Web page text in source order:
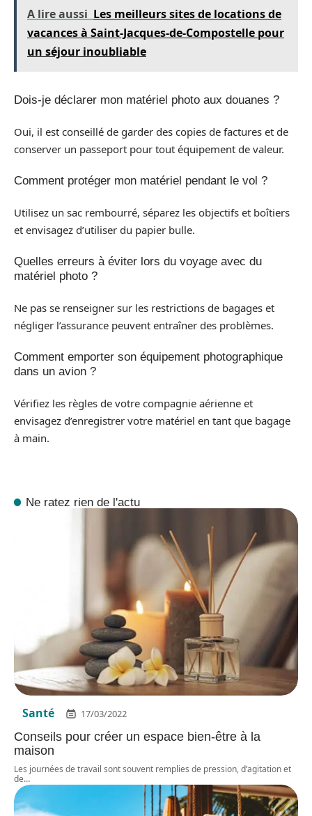
A lire aussi Les meilleurs sites de locations de
vacances à Saint-Jacques-de-Compostelle pour
un séjour inoubliable
Dois-je déclarer mon matériel photo aux douanes ?
Oui, il est conseillé de garder des copies de factures et de
conserver un passeport pour tout équipement de valeur.
Comment protéger mon matériel pendant le vol ?
Utilisez un sac rembourré, séparez les objectifs et boîtiers
et envisagez d’utiliser du papier bulle.
Quelles erreurs à éviter lors du voyage avec du
matériel photo ?
Ne pas se renseigner sur les restrictions de bagages et
négliger l’assurance peuvent entraîner des problèmes.
Comment emporter son équipement photographique
dans un avion ?
Vérifiez les règles de votre compagnie aérienne et
envisagez d’enregistrer votre matériel en tant que bagage
à main.
Ne ratez rien de l'actu
Santé 17/03/2022
Conseils pour créer un espace bien-être à la
maison
Les journées de travail sont souvent remplies de pression, d’agitation et
de…